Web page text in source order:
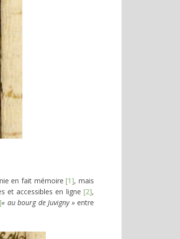
en fait mémoire[1], mais
et accessibles en ligne [2],
« au bourg de Juvigny » entre